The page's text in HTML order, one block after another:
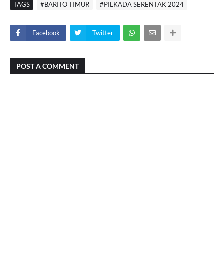
TAGS #BARITO TIMUR #PILKADA SERENTAK 2024
Facebook Twitter
POST A COMMENT